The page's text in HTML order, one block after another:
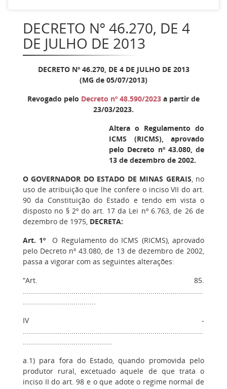
DECRETO Nº 46.270, DE 4
DE JULHO DE 2013
DECRETO Nº 46.270, DE 4 DE JULHO DE 2013
(MG de 05/07/2013)
Revogado pelo Decreto nº 48.590/2023 a partir de
23/03/2023.
Altera o Regulamento do
ICMS (RICMS), aprovado
pelo Decreto nº 43.080, de
13 de dezembro de 2002.
O GOVERNADOR DO ESTADO DE MINAS GERAIS, no
uso de atribuição que lhe confere o inciso VII do art.
90 da Constituição do Estado e tendo em vista o
disposto no § 2º do art. 17 da Lei nº 6.763, de 26 de
dezembro de 1975, DECRETA:
Art. 1º O Regulamento do ICMS (RICMS), aprovado
pelo Decreto nº 43.080, de 13 de dezembro de 2002,
passa a vigorar com as seguintes alterações:
“Art. 85.
.........................................................................................
....................................
IV -
.........................................................................................
............................................
a.1) para fora do Estado, quando promovida pelo
produtor rural, excetuado aquele de que trata o
inciso II do art. 98 e o que adote o regime normal de